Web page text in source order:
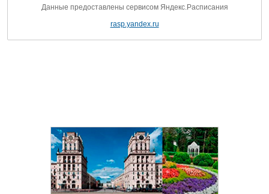
Данные предоставлены сервисом Яндекс.Расписания
rasp.yandex.ru